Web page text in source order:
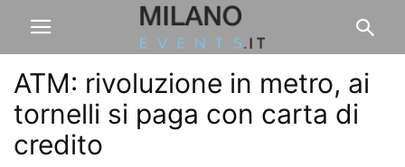
ATM: rivoluzione in metro, ai
tornelli si paga con carta di
credito